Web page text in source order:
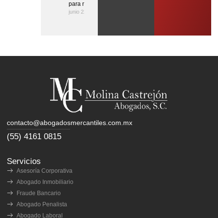
para negocios
junio 22, 2026
contacto@abogadosmercantiles.com.mx
(55) 4161 0815
Servicios
Asesoría Corporativa
Abogado Inmobiliario
Fraude Bancario
Abogado Penalista
Abogado Laboral